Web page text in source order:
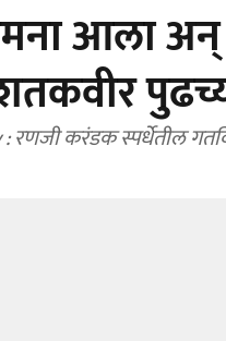
आला
रणजी करंडक स्पर्धेतील